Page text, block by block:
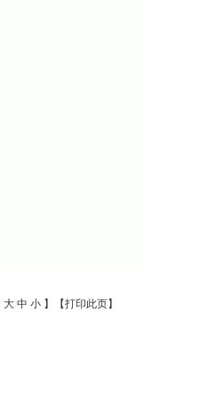
大 中 小】【打印此页】